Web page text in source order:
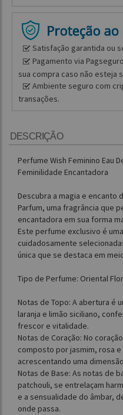
Satisfação garantida ou
Pagamento via
sua compra caso não esteja
Ambiente seguro com
transações.
DESCRIÇÃO
Perfume Wish Feminino Eau
Feminilidade Encantadora
Descubra a magia e encanto
Parfum, uma fragrância que
encantadora em sua forma
Este perfume exclusivo é
cuidadosamente
única que se destaca em
Tipo de Perfume: Oriental
Notas de Topo: A abertura é
laranja e limão siciliano,
frescor e vitalidade.
Notas de Coração: No
composto por jasmim, rosa
acrescentando uma
Notas de Base: As notas de
patchouli, se entrelaçam
e a sensualidade do âmbar,
onde passa.